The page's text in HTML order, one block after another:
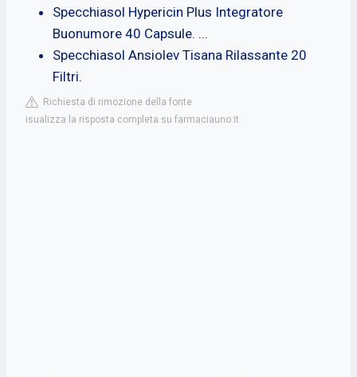
Specchiasol Hypericin Plus Integratore
Buonumore 40 Capsule. ...
Specchiasol Ansiolev Tisana Rilassante 20
Filtri.
Richiesta di rimozione della fonte
isualizza la risposta completa su farmaciauno.it